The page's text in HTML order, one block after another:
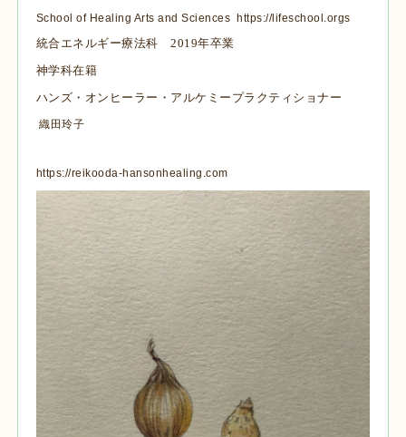
School of Healing Arts and Sciences https://lifeschool.orgs
統合エネルギー療法科 2019年卒業
神学科在籍
ハンズ・オンヒーラー・アルケミープラクティショナー
織田玲子
https://reikooda-hansonhealing.com